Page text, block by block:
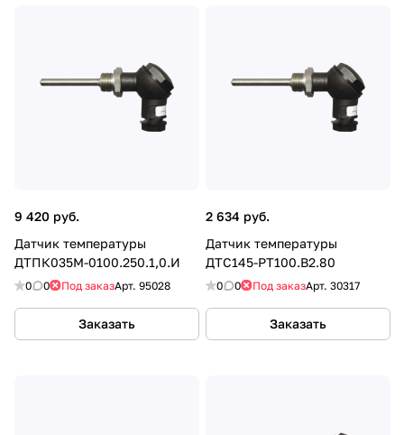
9 420 руб.
Датчик температуры
ДТПК035М-0100.250.1,0.И
0 0 Под заказАрт. 95028
Заказать
2 634 руб.
Датчик температуры
ДТС145-РТ100.В2.80
0 0 Под заказАрт. 30317
Заказать